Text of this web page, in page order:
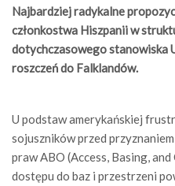
Najbardziej radykalne
członkostwa Hiszpanii w
dotychczasowego stanowiska
roszczeń do Falklandów.
U podstaw amerykańskiej
sojuszników przed
praw ABO (Access, Basing,
dostępu do baz i przestrzeni